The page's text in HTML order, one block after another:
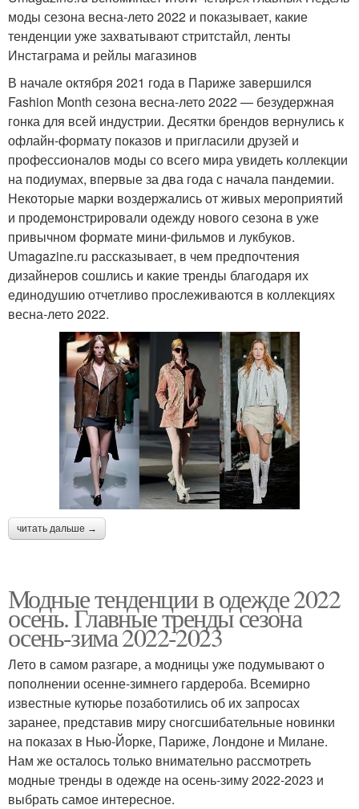
моды сезона весна-лето 2022 и показывает, какие
тенденции уже захватывают стритстайл, ленты
Инстаграма и рейлы магазинов
В начале октября 2021 года в Париже завершился
Fashion Month сезона весна-лето 2022 — безудержная
гонка для всей индустрии. Десятки брендов вернулись к
офлайн-формату показов и пригласили друзей и
профессионалов моды со всего мира увидеть коллекции
на подиумах, впервые за два года с начала пандемии.
Некоторые марки воздержались от живых мероприятий
и продемонстрировали одежду нового сезона в уже
привычном формате мини-фильмов и лукбуков.
Umagazine.ru рассказывает, в чем предпочтения
дизайнеров сошлись и какие тренды благодаря их
единодушию отчетливо прослеживаются в коллекциях
весна-лето 2022.
читать дальше →
Модные тенденции в одежде 2022
осень. Главные тренды сезона
осень-зима 2022-2023
Лето в самом разгаре, а модницы уже подумывают о
пополнении осенне-зимнего гардероба. Всемирно
известные кутюрье позаботились об их запросах
заранее, представив миру сногсшибательные новинки
на показах в Нью-Йорке, Париже, Лондоне и Милане.
Нам же осталось только внимательно рассмотреть
модные тренды в одежде на осень-зиму 2022-2023 и
выбрать самое интересное.